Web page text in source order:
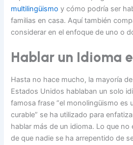
multilingüismo y cómo podría ser
familias en casa. Aquí también
considerar en el enfoque de uno o
Hablar un Idioma
Hasta no hace mucho, la mayoría
Estados Unidos hablaban un solo
famosa frase “el monolingüismo es
curable” se ha utilizado para
hablar más de un idioma. Lo que no
de que nadie se ha arrepentido de